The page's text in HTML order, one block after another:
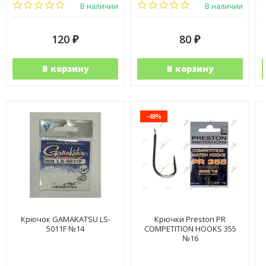
В наличии
120 ₽
В корзину
В наличии
80 ₽
В корзину
Крючок GAMAKATSU LS-
5011F №14
-48%
Крючки Preston PR
COMPETITION HOOKS 355
№16